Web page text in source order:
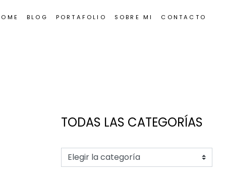
BLOG PORTAFOLIO SOBRE MI CONTACTO
TODAS LAS CATEGORÍAS